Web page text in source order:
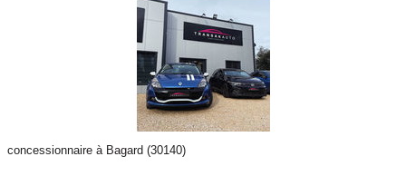
concessionnaire à Bagard (30140)